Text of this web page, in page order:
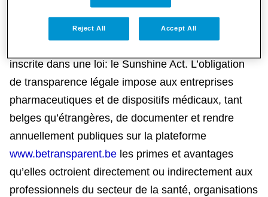
Pour la Belgique:
inscrite dans une loi: le Sunshine Act. L’obligation
de transparence légale impose aux entreprises
pharmaceutiques et de dispositifs médicaux, tant
belges qu’étrangères, de documenter et rendre
annuellement publiques sur la plateforme
www.betransparent.be les primes et avantages
qu’elles octroient directement ou indirectement aux
professionnels du secteur de la santé, organisations
Reject All Accept All